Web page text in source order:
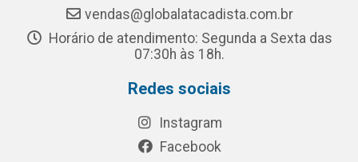
vendas@globalatacadista.com.br
Horário de atendimento: Segunda a Sexta das
07:30h às 18h.
Redes sociais
Instagram
Facebook